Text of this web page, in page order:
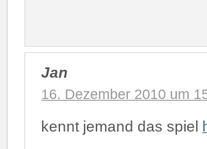
Jan
16. Dezember 2010 um
kennt jemand das spiel